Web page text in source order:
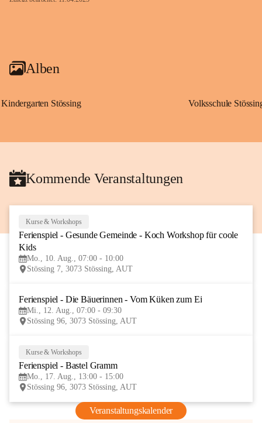
Alben
Kindergarten Stössing Volksschule
Kommende Veranstaltungen
AUG
Kurse & Workshops
Ferienspiel - Gesunde Gemeinde - Koch Workshop für coole
Kids
Mo., 10. Aug., 07:00 - 10:00
Stössing 7, 3073 Stössing, AUT
Ferienspiel - Die Bäuerinnen - Vom Küken zum Ei
Mi., 12. Aug., 07:00 - 09:30
Stössing 96, 3073 Stössing, AUT
Kurse & Workshops
Ferienspiel - Bastel Gramm
Mo., 17. Aug., 13:00 - 15:00
Stössing 96, 3073 Stössing, AUT
Veranstaltungskalender